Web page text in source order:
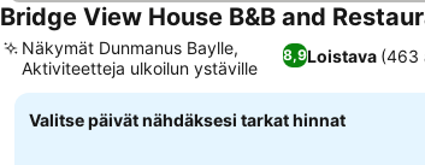
Bridge View House B&B and
8,9Loistava (463
Näkymät Dunmanus Baylle,
Aktiviteetteja ulkoilun ystäville
Valitse päivät nähdäksesi tarkat hinnat